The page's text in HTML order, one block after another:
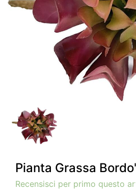
Pianta Grassa
Recensisci per primo questo